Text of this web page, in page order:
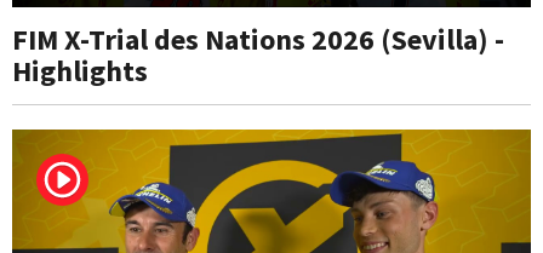
FIM X-Trial des Nations 2026 (Sevilla) -
Highlights